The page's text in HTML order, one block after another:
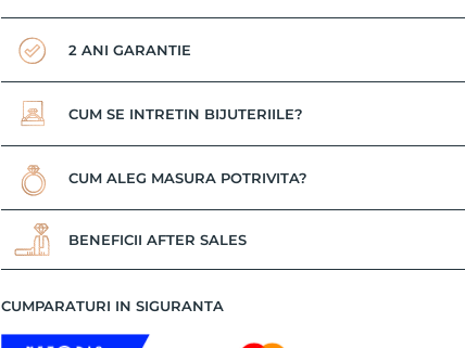
2 ANI GARANTIE
CUM SE INTRETIN BIJUTERIILE?
CUM ALEG MASURA POTRIVITA?
BENEFICII AFTER SALES
CUMPARATURI IN SIGURANTA